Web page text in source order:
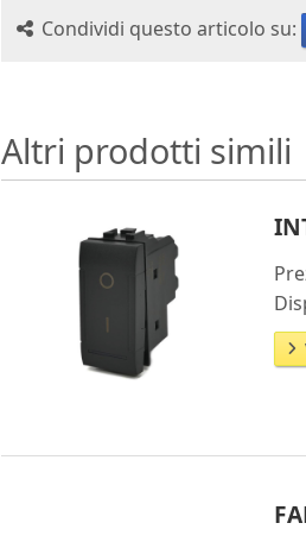
Condividi questo articolo su:
Altri prodotti simili